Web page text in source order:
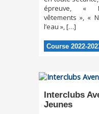
épreuve, «
vêtements », «
l’eau », […]
Course 2022-
Interclubs
Jeunes